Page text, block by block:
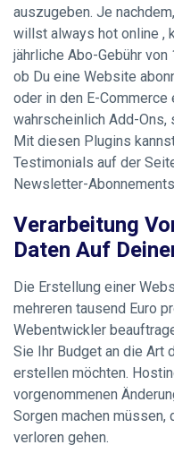
auszugeben. Je
willst always hot online ,
jährliche Abo-Gebühr
ob Du eine Website
oder in den E-
wahrscheinlich Add-Ons,
Mit diesen Plugins
Testimonials auf der
Newsletter-
Verarbeitung
Daten Auf
Die Erstellung einer
mehreren tausend Euro
Webentwickler
Sie Ihr Budget an die Art
erstellen möchten.
vorgenommenen
Sorgen machen müssen,
verloren gehen.